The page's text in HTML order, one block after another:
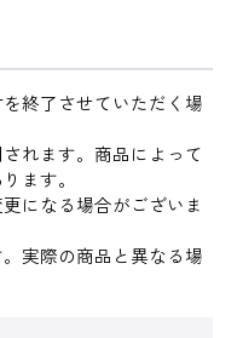
終了させていただく場
れます。商品によって
ます。
になる場合がございま
実際の商品と異なる場